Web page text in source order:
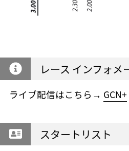
レース インフォメ
ライブ配信はこちら→ GCN+
スタートリスト